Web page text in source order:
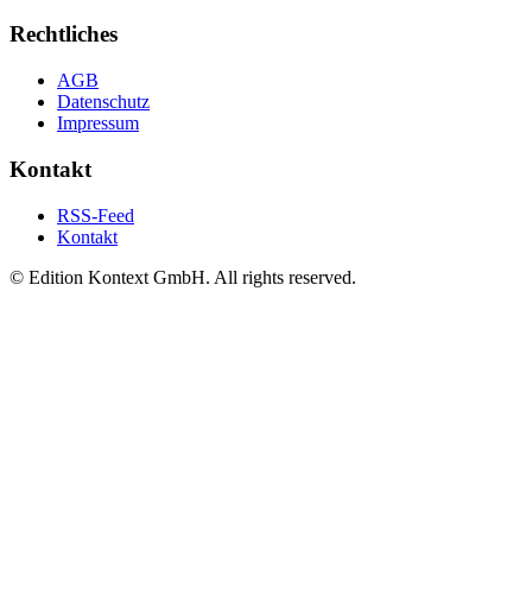
Rechtliches
AGB
Datenschutz
Impressum
Kontakt
RSS-Feed
Kontakt
© Edition Kontext GmbH. All rights reserved.